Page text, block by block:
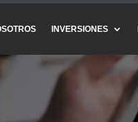
INVERSIONES